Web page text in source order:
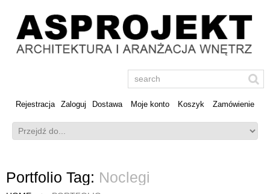
Rejestracja Zaloguj Dostawa Moje konto Koszyk Zamówienie
Portfolio Tag: Noclegi